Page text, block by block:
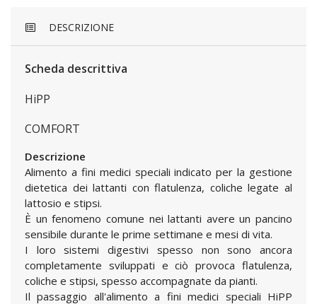
DESCRIZIONE
Scheda descrittiva
HiPP
COMFORT
Descrizione
Alimento a fini medici speciali indicato per la gestione
dietetica dei lattanti con flatulenza, coliche legate al
lattosio e stipsi.
È un fenomeno comune nei lattanti avere un pancino
sensibile durante le prime settimane e mesi di vita.
I loro sistemi digestivi spesso non sono ancora
completamente sviluppati e ciò provoca flatulenza,
coliche e stipsi, spesso accompagnate da pianti.
Il passaggio all'alimento a fini medici speciali HiPP